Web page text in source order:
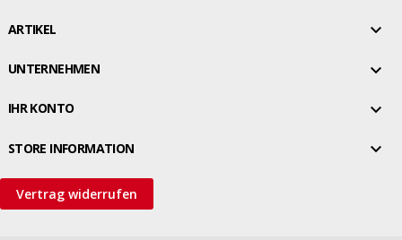
ARTIKEL 
UNTERNEHMEN 
IHR KONTO 
STORE INFORMATION 
Vertrag widerrufen